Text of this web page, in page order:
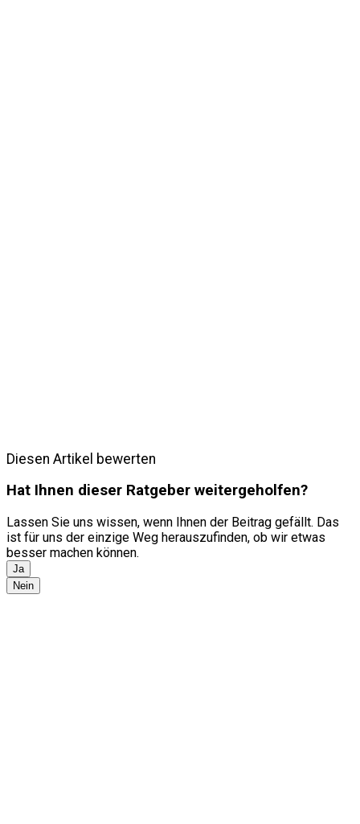
Diesen Artikel bewerten
Hat Ihnen dieser Ratgeber weitergeholfen?
Lassen Sie uns wissen, wenn Ihnen der Beitrag gefällt. Das
ist für uns der einzige Weg herauszufinden, ob wir etwas
besser machen können.
Ja
Nein